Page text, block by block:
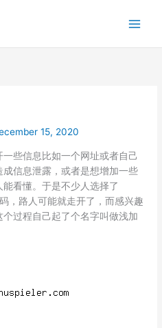
15, 2020
些信息比如一个网址或者自己
信息泄露，或者是想增加一些
看懂。于是不少人选择了
，路人可能就走开了，而感兴趣
过程自己起了个名字叫做浅加